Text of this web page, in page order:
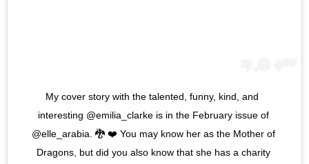
My cover story with the talented, funny, kind, and
interesting @emilia_clarke is in the February issue of
@elle_arabia. 🐉 ❤️ You may know her as the Mother of
Dragons, but did you also know that she has a charity